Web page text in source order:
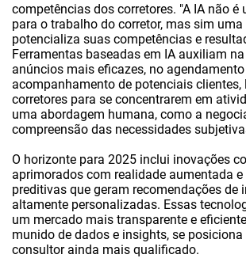
competências dos corretores. "A IA não é
para o trabalho do corretor, mas sim
potencializa suas competências e
Ferramentas baseadas em IA auxiliam
anúncios mais eficazes, no
acompanhamento de potenciais clientes,
corretores para se concentrarem em
uma abordagem humana, como a
compreensão das necessidades
O horizonte para 2025 inclui inovações
aprimorados com realidade aumentada
preditivas que geram recomendações de
altamente personalizadas. Essas
um mercado mais transparente e
munido de dados e insights, se
consultor ainda mais qualificado.